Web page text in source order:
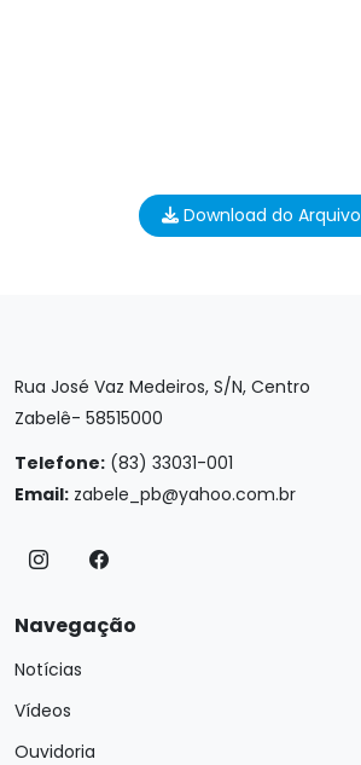
Download do Arquivo
Rua José Vaz Medeiros, S/N, Centro
Zabelê- 58515000
Telefone: (83) 33031-001
Email: zabele_pb@yahoo.com.br
Navegação
Notícias
Vídeos
Ouvidoria